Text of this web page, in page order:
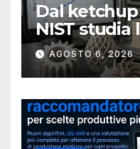
Dal
NIST studia
rendere più
stampa 3D
AGOSTO 6, 2026